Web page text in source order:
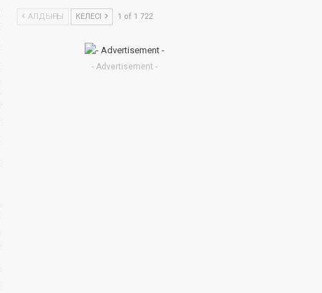
АЛДЫҢҒЫ КЕЛЕСІ 1 of 1 722
- Advertisement -